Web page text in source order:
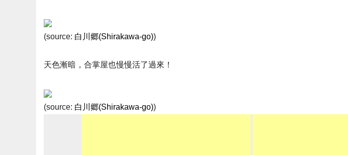
(source: 白川郷(Shirakawa-go))
天色漸暗，合掌屋也慢慢活了過來！
(source: 白川郷(Shirakawa-go))